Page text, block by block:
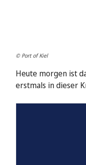
© Port of Kiel
Heute morgen ist
erstmals in dieser